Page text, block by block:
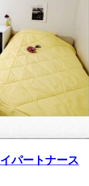
パートナース